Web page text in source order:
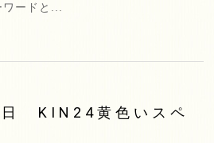
ードと...
日 KIN24黄色いスペ